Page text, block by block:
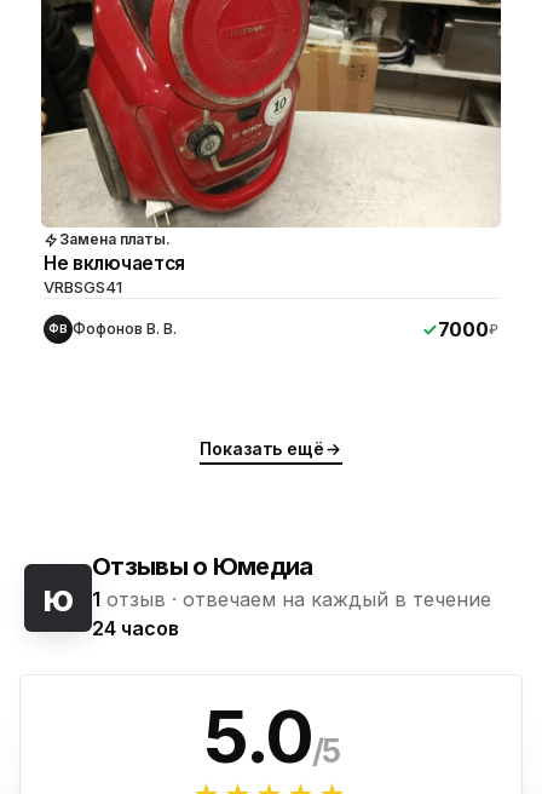
Замена платы.
Не включается
VRBSGS41
ФВ Фофонов В. В. 7000₽
Показать ещё
ю
Отзывы о Юмедиа
1 отзыв · отвечаем на каждый в течение
24 часов
5.0/5